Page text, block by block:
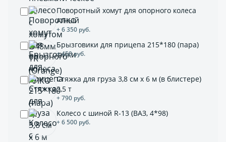
Поворотный хомут для опорного колеса
АЛКО
+ 6 350 руб.
Брызговики для прицепа 215*180 (пара)
+ 450 руб.
Стяжка для груза 3,8 см х 6 м (в блистере)
2,5 т
+ 790 руб.
Колесо с шиной R-13 (ВАЗ, 4*98)
+ 6 500 руб.